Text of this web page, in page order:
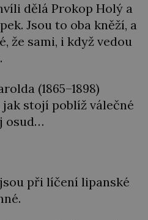
dělá Prokop Holý a
Jsou to oba kněží, a
že sami, i když vedou
(1865–1898)
jak stojí poblíž válečné
osud…
při líčení lipanské